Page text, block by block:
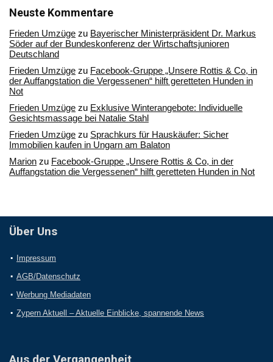
Archiv
Neuste Kommentare
Frieden Umzüge zu Bayerischer Ministerpräsident Dr. Markus
Söder auf der Bundeskonferenz der Wirtschaftsjunioren
Deutschland
Frieden Umzüge zu Facebook-Gruppe „Unsere Rottis & Co, in
der Auffangstation die Vergessenen“ hilft geretteten Hunden in
Not
Frieden Umzüge zu Exklusive Winterangebote: Individuelle
Gesichtsmassage bei Natalie Stahl
Frieden Umzüge zu Sprachkurs für Hauskäufer: Sicher
Immobilien kaufen in Ungarn am Balaton
Marion zu Facebook-Gruppe „Unsere Rottis & Co, in der
Auffangstation die Vergessenen“ hilft geretteten Hunden in Not
Über Uns
Impressum
AGB/Datenschutz
Werbung Mediadaten
Zypern Aktuell – Aktuelle Einblicke, spannende News